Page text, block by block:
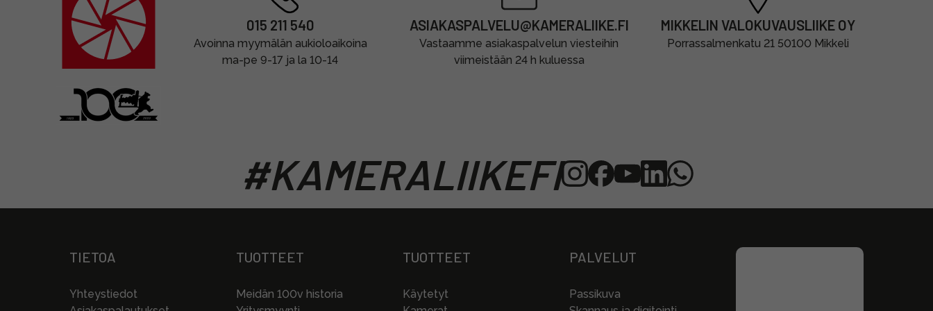
015 211 540
Avoinna myymälän aukioloaikoina
ma-pe 9-17 ja la 10-14
ASIAKASPALVELU@KAMERALIIKE.FI
Vastaamme asiakaspalvelun viesteihin
viimeistään 24 h kuluessa
MIKKELIN VALOKUVAUSLIIKE OY
Porrassalmenkatu 21 50100 Mikkeli
#KAMERALIIKEFI
TIETOA
Yhteystiedot
TUOTTEET
Meidän 100v historia
TUOTTEET
Käytetyt
PALVELUT
Passikuva